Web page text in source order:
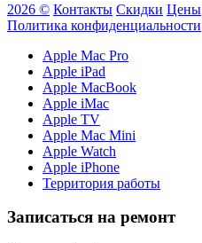
2026 © Контакты Скидки Цены
Политика конфиденциальности
Apple Mac Pro
Apple iPad
Apple MacBook
Apple iMac
Apple TV
Apple Mac Mini
Apple Watch
Apple iPhone
Территория работы
Записаться на ремонт